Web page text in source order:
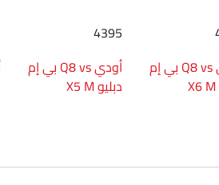
4395
أودي Q8 vs بي إم
أودي Q8 vs بي إم
دبليو X5 M